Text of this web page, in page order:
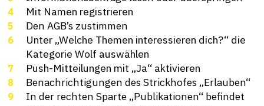
Mit Namen registrieren
Den AGB’s zustimmen
Unter „Welche Themen interessieren dich?“ die
Kategorie Wolf auswählen
Push-Mitteilungen mit „Ja“ aktivieren
Benachrichtigungen des Strickhofes „Erlauben“
In der rechten Sparte „Publikationen“ befindet